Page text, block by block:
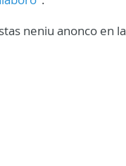
neniu anonco en la